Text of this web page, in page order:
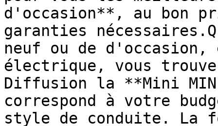
d'occasion**, au bon
garanties
neuf ou de
électrique, vous
Diffusion la **Mini MINI
correspond à votre
style de conduite. La